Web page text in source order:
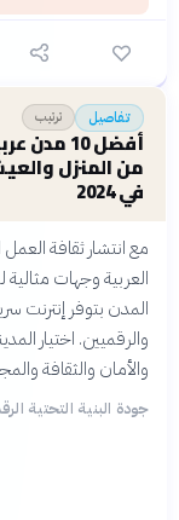
تفاصيل ترتيب
أفضل 10
من المنزل
في 2024
مع انتشار ثقافة
العربية وجهات
المدن بتوفر إنترنت
والرقميين. اختيار
والأمان والثقافة
جودة البنية التحتية